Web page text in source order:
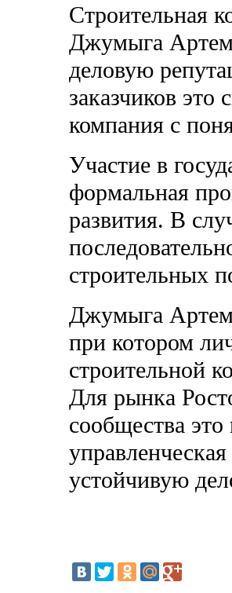
Строительная
Джумыга
деловую
заказчиков это
компания с
Участие в
формальная
развития. В
строительных
Джумыга Артем
при котором
строительной
Для рынка
сообщества
устойчивую